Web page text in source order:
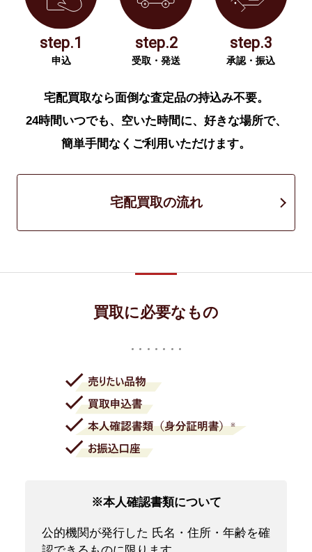
step.1
申込
step.2
受取・発送
step.3
承認・振込
宅配買取なら面倒な査定品の持込み不要。
24時間いつでも、空いた時間に、好きな場所で、
簡単手間なくご利用いただけます。
宅配買取の流れ
買取に必要なもの
※本人確認書類について
公的機関が発行した 氏名・住所・年齢を確